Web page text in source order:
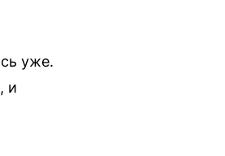
уже.
и